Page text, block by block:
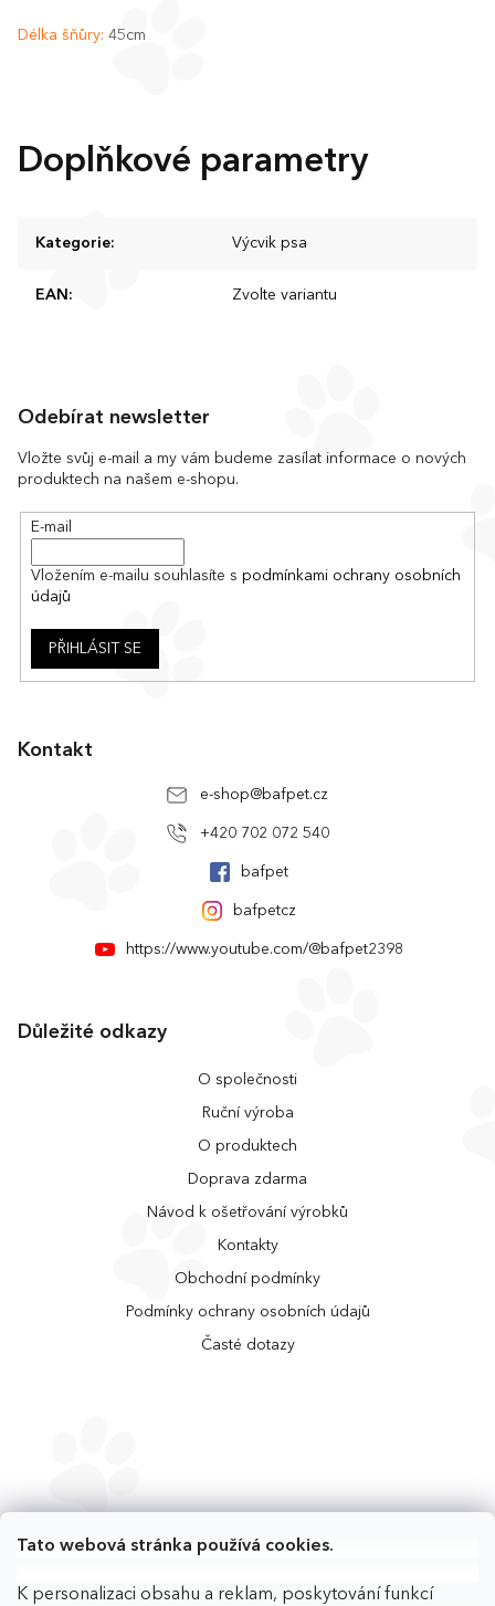
Tato webová stránka používá cookies.
K personalizaci obsahu a reklam, poskytování funkcí
Délka šňůry: 45cm
Doplňkové parametry
Kategorie: Výcvik psa
EAN : Zvolte variantu
Odebírat newsletter
Vložte svůj e-mail a my vám budeme zasílat informace o nových
produktech na našem e-shopu.
E-mail
Vložením e-mailu souhlasíte s podmínkami ochrany osobních
údajů
PŘIHLÁSIT SE
Kontakt
e-shop@bafpet.cz
+420 702 072 540
bafpet
bafpetcz
https://www.youtube.com/@bafpet2398
Důležité odkazy
O společnosti
Ruční výroba
O produktech
Doprava zdarma
Návod k ošetřování výrobků
Kontakty
Obchodní podmínky
Podmínky ochrany osobních údajů
Časté dotazy